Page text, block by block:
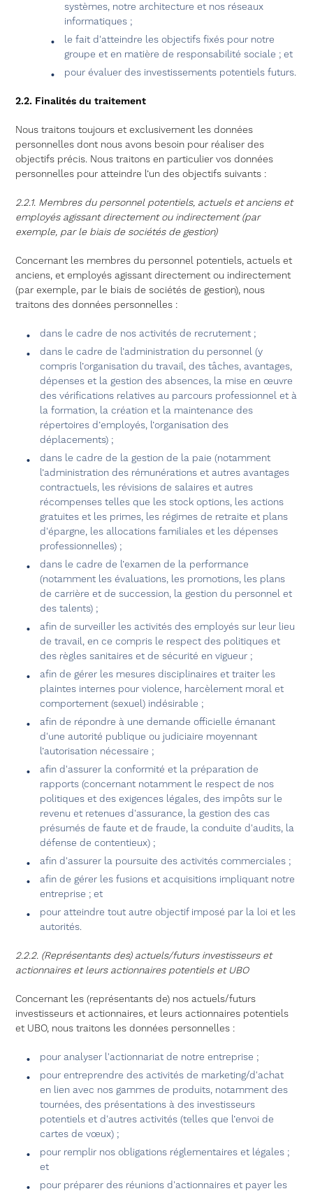
systèmes, notre architecture et nos réseaux
informatiques ;
le fait d'atteindre les objectifs fixés pour notre
groupe et en matière de responsabilité sociale ; et
pour évaluer des investissements potentiels futurs.
2.2. Finalités du traitement
Nous traitons toujours et exclusivement les données
personnelles dont nous avons besoin pour réaliser des
objectifs précis. Nous traitons en particulier vos données
personnelles pour atteindre l’un des objectifs suivants :
2.2.1. Membres du personnel potentiels, actuels et anciens et
employés agissant directement ou indirectement (par
exemple, par le biais de sociétés de gestion)
Concernant les membres du personnel potentiels, actuels et
anciens, et employés agissant directement ou indirectement
(par exemple, par le biais de sociétés de gestion), nous
traitons des données personnelles :
dans le cadre de nos activités de recrutement ;
dans le cadre de l’administration du personnel (y
compris l’organisation du travail, des tâches, avantages,
dépenses et la gestion des absences, la mise en œuvre
des vérifications relatives au parcours professionnel et à
la formation, la création et la maintenance des
répertoires d’employés, l’organisation des
déplacements) ;
dans le cadre de la gestion de la paie (notamment
l’administration des rémunérations et autres avantages
contractuels, les révisions de salaires et autres
récompenses telles que les stock options, les actions
gratuites et les primes, les régimes de retraite et plans
d'épargne, les allocations familiales et les dépenses
professionnelles) ;
dans le cadre de l’examen de la performance
(notamment les évaluations, les promotions, les plans
de carrière et de succession, la gestion du personnel et
des talents) ;
afin de surveiller les activités des employés sur leur lieu
de travail, en ce compris le respect des politiques et
des règles sanitaires et de sécurité en vigueur ;
afin de gérer les mesures disciplinaires et traiter les
plaintes internes pour violence, harcèlement moral et
comportement (sexuel) indésirable ;
afin de répondre à une demande officielle émanant
d'une autorité publique ou judiciaire moyennant
l’autorisation nécessaire ;
afin d'assurer la conformité et la préparation de
rapports (concernant notamment le respect de nos
politiques et des exigences légales, des impôts sur le
revenu et retenues d'assurance, la gestion des cas
présumés de faute et de fraude, la conduite d'audits, la
défense de contentieux) ;
afin d'assurer la poursuite des activités commerciales ;
afin de gérer les fusions et acquisitions impliquant notre
entreprise ; et
pour atteindre tout autre objectif imposé par la loi et les
autorités.
2.2.2. (Représentants des) actuels/futurs investisseurs et
actionnaires et leurs actionnaires potentiels et UBO
Concernant les (représentants de) nos actuels/futurs
investisseurs et actionnaires, et leurs actionnaires potentiels
et UBO, nous traitons les données personnelles :
pour analyser l'actionnariat de notre entreprise ;
pour entreprendre des activités de marketing/d'achat
en lien avec nos gammes de produits, notamment des
tournées, des présentations à des investisseurs
potentiels et d'autres activités (telles que l’envoi de
cartes de vœux) ;
pour remplir nos obligations réglementaires et légales ;
et
pour préparer des réunions d'actionnaires et payer les